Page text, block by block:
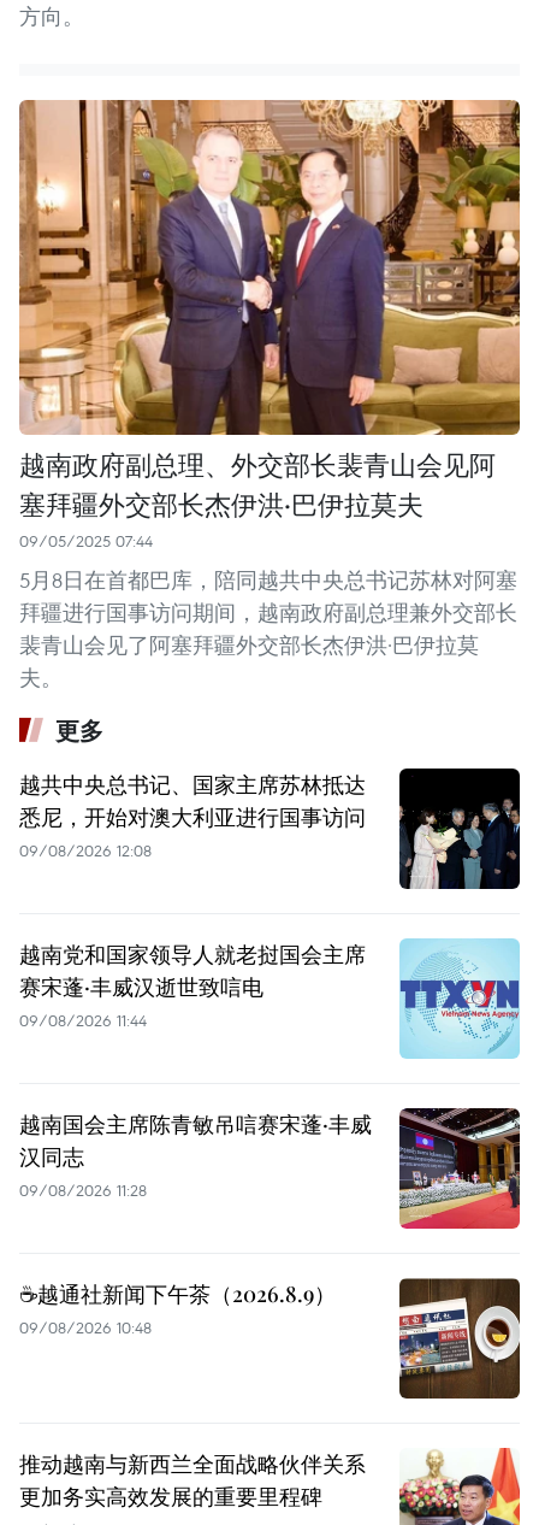
方向。
越南政府副总理、外交部长裴青山会见阿
塞拜疆外交部长杰伊洪·巴伊拉莫夫
09/05/2025 07:44
5月8日在首都巴库，陪同越共中央总书记苏林对阿塞
拜疆进行国事访问期间，越南政府副总理兼外交部长
裴青山会见了阿塞拜疆外交部长杰伊洪·巴伊拉莫
夫。
更多
越共中央总书记、国家主席苏林抵达
悉尼，开始对澳大利亚进行国事访问
09/08/2026 12:08
越南党和国家领导人就老挝国会主席
赛宋蓬·丰威汉逝世致唁电
09/08/2026 11:44
越南国会主席陈青敏吊唁赛宋蓬·丰威
汉同志
09/08/2026 11:28
☕️越通社新闻下午茶（2026.8.9）
09/08/2026 10:48
推动越南与新西兰全面战略伙伴关系
更加务实高效发展的重要里程碑